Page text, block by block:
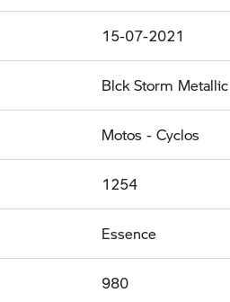
15-07-2021
Blck Storm
Motos - Cyclos
1254
Essence
980